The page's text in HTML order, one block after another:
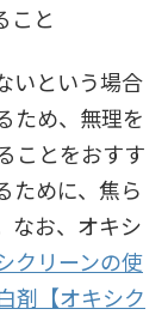
こと
いという場合
ため、無理を
ことをおすす
ために、焦ら
なお、オキシ
クリーンの使
剤【オキシク